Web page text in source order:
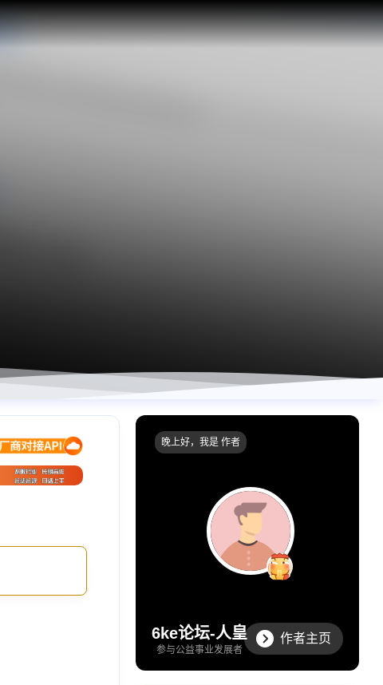
晚上好，我是 作者
作者主页
6ke论坛-人皇
参与公益事业发展者